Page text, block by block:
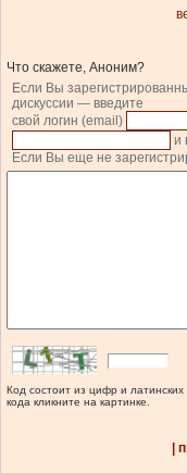
Что скажете, Аноним?
Если Вы
дискуссии — введите
свой логин (email)
и
Если Вы еще не
Код состоит из цифр и
кода кликните на картинке.
|